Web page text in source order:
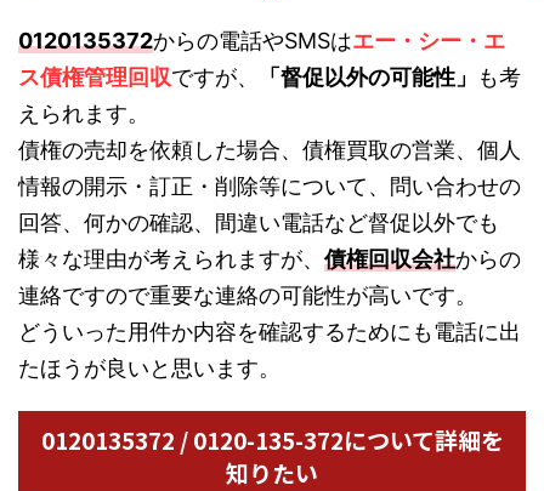
0120135372からの電話やSMSはエー・シー・エ
ス債権管理回収ですが、 「督促以外の可能性」
も考
えられます。
債権の売却を依頼した場合、債権買取の営業、個人
情報の開示・訂正・削除等について、問い合わせの
回答、何かの確認、間違い電話など督促以外でも
様々な理由が考えられますが、 債権回収会社からの
連絡ですので重要な連絡の可能性が高いです。
どういった用件か内容を確認するためにも電話に出
たほうが良いと思います。
0120135372 / 0120-135-372について詳細を
知りたい